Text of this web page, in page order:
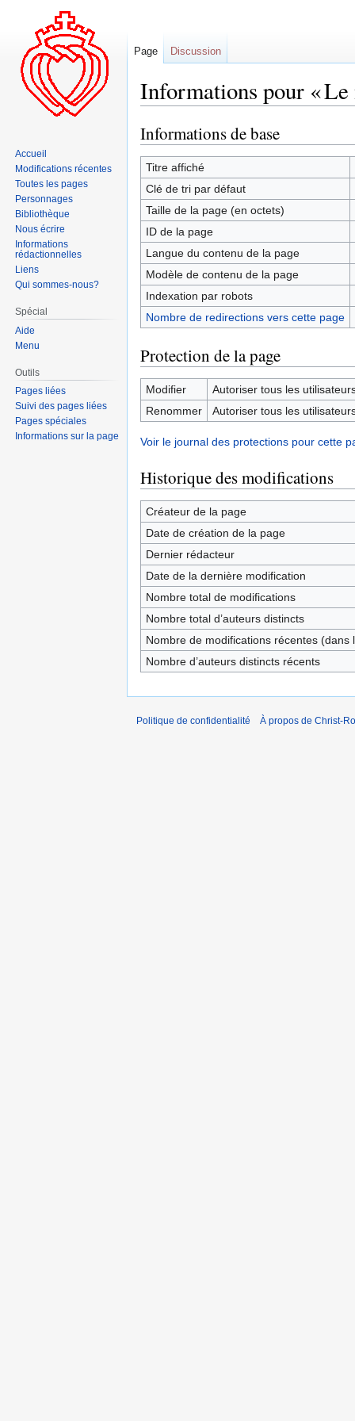
Informations pour « Le
Aller
à
la
navigation
Aller
à
la
recherche
Informations de base
Titre affiché
Clé de tri par défaut
Taille de la page (en octets)
ID de la page
Langue du contenu de la page
Modèle de contenu de la page
Indexation par robots
Nombre de redirections vers cette page
Protection de la page
Modifier
Autoriser tous les
Renommer
Autoriser tous les
Voir le journal des protections pour cette
Historique des modifications
Créateur de la page
Date de création de la page
Dernier rédacteur
Date de la dernière modification
Nombre total de modifications
Nombre total d’auteurs distincts
Nombre de modifications récentes (dans
Nombre d’auteurs distincts récents
Page Discussion
Accueil
Modifications récentes
Toutes les pages
Personnages
Bibliothèque
Nous écrire
Informations
rédactionnelles
Liens
Qui sommes-nous?
Spécial
Aide
Menu
Outils
Pages liées
Suivi des pages liées
Pages spéciales
Informations sur la page
Politique de confidentialité À propos de Christ-